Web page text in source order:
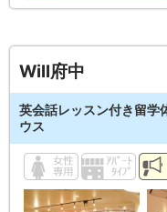
Will府中
英会話レッスン付き留学
ウス